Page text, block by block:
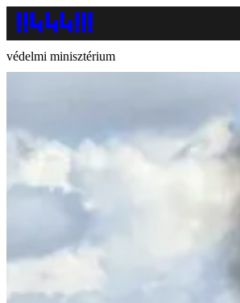
védelmi minisztérium